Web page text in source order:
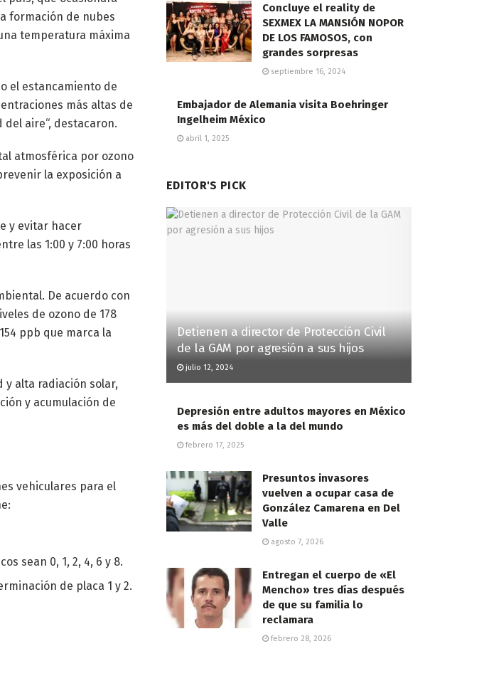
formación de nubes
temperatura máxima
el estancamiento de
más altas de
aire“, destacaron.
atmosférica por ozono
la exposición a
y evitar hacer
las 1:00 y 7:00 horas
De acuerdo con
de ozono de 178
ppb que marca la
y alta radiación solar,
y acumulación de
vehiculares para el
sean 0, 1, 2, 4, 6 y 8.
de placa 1 y 2.
Concluye el reality de
SEXMEX LA MANSIÓN NOPOR
DE LOS FAMOSOS, con
grandes sorpresas
septiembre 16, 2024
Embajador de Alemania visita Boehringer
Ingelheim México
abril 1, 2025
EDITOR'S PICK
Detienen a director de Protección Civil
de la GAM por agresión a sus hijos
julio 12, 2024
Depresión entre adultos mayores en México
es más del doble a la del mundo
febrero 17, 2025
Presuntos invasores
vuelven a ocupar casa de
González Camarena en Del
Valle
agosto 7, 2026
Entregan el cuerpo de «El
Mencho» tres días después
de que su familia lo
reclamara
febrero 28, 2026